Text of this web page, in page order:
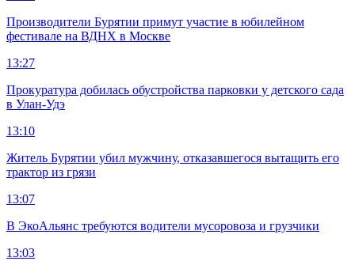
Производители Бурятии примут участие в юбилейном
фестивале на ВДНХ в Москве
13:27
Прокуратура добилась обустройства парковки у детского сада
в Улан-Удэ
13:10
Житель Бурятии убил мужчину, отказавшегося вытащить его
трактор из грязи
13:07
В ЭкоАльянс требуются водители мусоровоза и грузчики
13:03